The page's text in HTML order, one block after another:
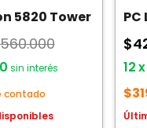
5820 Tower
sin interés
contado
12x